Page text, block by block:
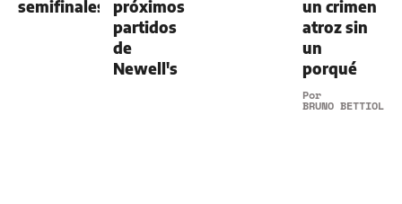
semifinales
próximos
partidos
de
Newell's
un crimen
atroz sin
un
porqué
Por
BRUNO BETTIOL